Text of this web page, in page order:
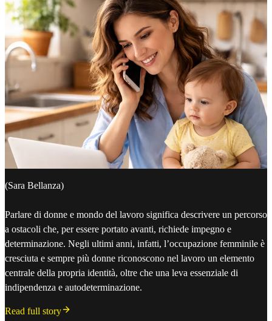
(Sara Bellanza)
Parlare di donne e mondo del lavoro significa descrivere un percorso
a ostacoli che, per essere portato avanti, richiede impegno e
determinazione. Negli ultimi anni, infatti, l’occupazione femminile è
cresciuta e sempre più donne riconoscono nel lavoro un elemento
centrale della propria identità, oltre che una leva essenziale di
indipendenza e autodeterminazione.
Read full story